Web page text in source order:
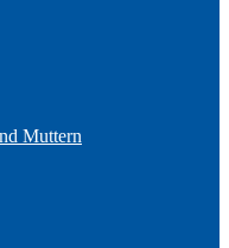
Muttern